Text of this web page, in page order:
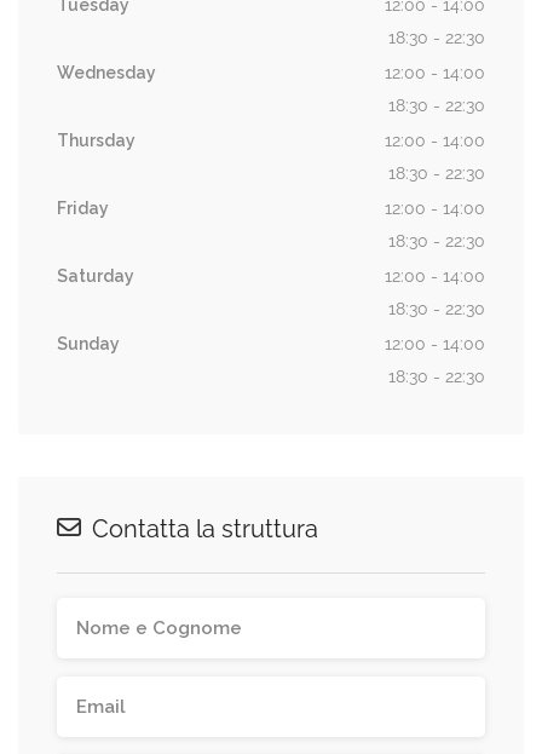
Tuesday
12:00 - 14:00
18:30 - 22:30
Wednesday
12:00 - 14:00
18:30 - 22:30
Thursday
12:00 - 14:00
18:30 - 22:30
Friday
12:00 - 14:00
18:30 - 22:30
Saturday
12:00 - 14:00
18:30 - 22:30
Sunday
12:00 - 14:00
18:30 - 22:30
Contatta la struttura